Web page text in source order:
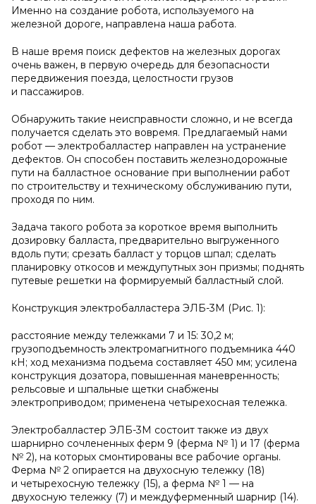
Именно на создание робота, используемого на
железной дороге, направлена наша работа.
В наше время поиск дефектов на железных дорогах
очень важен, в первую очередь для безопасности
передвижения поезда, целостности грузов
и пассажиров.
Обнаружить такие неисправности сложно, и не всегда
получается сделать это вовремя. Предлагаемый нами
робот — электробалластер направлен на устранение
дефектов. Он способен поставить железнодорожные
пути на балластное основание при выполнении работ
по строительству и техническому обслуживанию пути,
проходя по ним.
Задача такого робота за короткое время выполнить
дозировку балласта, предварительно выгруженного
вдоль пути; срезать балласт у торцов шпал; сделать
планировку откосов и междупутных зон призмы; поднять
путевые решетки на формируемый балластный слой.
Конструкция электробалластера ЭЛБ-3М (Рис. 1):
расстояние между тележками 7 и 15: 30,2 м;
грузоподъемность электромагнитного подъемника 440
кН; ход механизма подъема составляет 450 мм; усилена
конструкция дозатора, повышенная маневренность;
рельсовые и шпальные щетки снабжены
электроприводом; применена четырехосная тележка.
Электробалластер ЭЛБ-3М состоит также из двух
шарнирно сочлененных ферм 9 (ферма № 1) и 17 (ферма
№ 2), на которых смонтированы все рабочие органы.
Ферма № 2 опирается на двухосную тележку (18)
и четырехосную тележку (15), а ферма № 1 — на
двухосную тележку (7) и междуферменный шарнир (14).